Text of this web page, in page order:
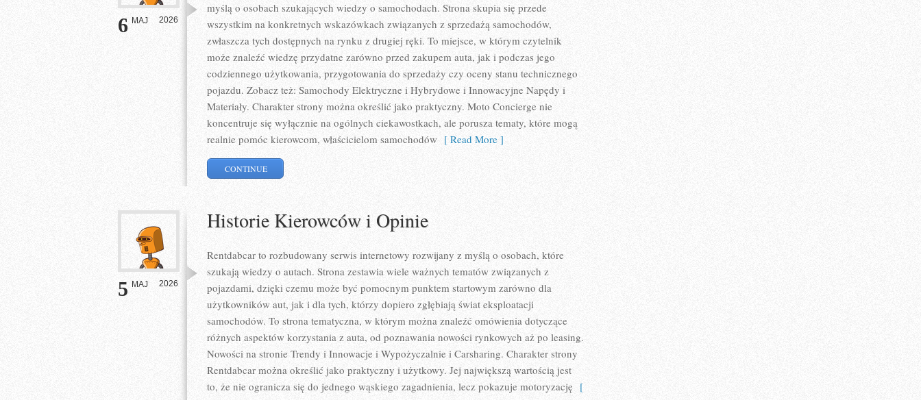
6 MAJ 2026
myślą o osobach szukających wiedzy o samochodach. Strona skupia się przede
wszystkim na konkretnych wskazówkach związanych z sprzedażą samochodów,
zwłaszcza tych dostępnych na rynku z drugiej ręki. To miejsce, w którym czytelnik
może znaleźć wiedzę przydatne zarówno przed zakupem auta, jak i podczas jego
codziennego użytkowania, przygotowania do sprzedaży czy oceny stanu technicznego
pojazdu. Zobacz też: Samochody Elektryczne i Hybrydowe i Innowacyjne Napędy i
Materiały. Charakter strony można określić jako praktyczny. Moto Concierge nie
koncentruje się wyłącznie na ogólnych ciekawostkach, ale porusza tematy, które mogą
realnie pomóc kierowcom, właścicielom samochodów [ Read More ]
CONTINUE
5 MAJ 2026
Historie Kierowców i Opinie
Rentdabcar to rozbudowany serwis internetowy rozwijany z myślą o osobach, które
szukają wiedzy o autach. Strona zestawia wiele ważnych tematów związanych z
pojazdami, dzięki czemu może być pomocnym punktem startowym zarówno dla
użytkowników aut, jak i dla tych, którzy dopiero zgłębiają świat eksploatacji
samochodów. To strona tematyczna, w którym można znaleźć omówienia dotyczące
różnych aspektów korzystania z auta, od poznawania nowości rynkowych aż po leasing.
Nowości na stronie Trendy i Innowacje i Wypożyczalnie i Carsharing. Charakter strony
Rentdabcar można określić jako praktyczny i użytkowy. Jej największą wartością jest
to, że nie ogranicza się do jednego wąskiego zagadnienia, lecz pokazuje motoryzację [